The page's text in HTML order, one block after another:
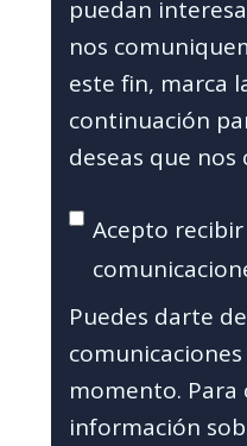
puedan
nos
este fin, marca
continuación
deseas que
Acepto
Puedes darte
momento.
información